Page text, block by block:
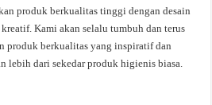
produk berkualitas tinggi dengan desain
Kami akan selalu tumbuh dan terus
produk berkualitas yang inspiratif dan
lebih dari sekedar produk higienis biasa.